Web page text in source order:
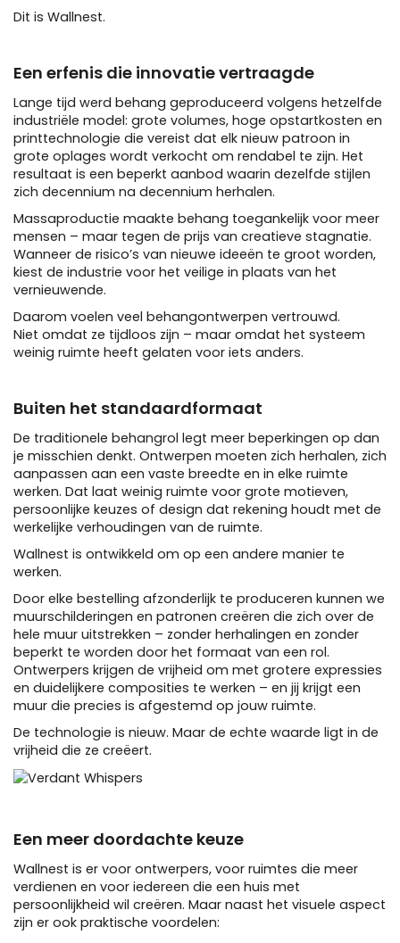
Dit is Wallnest.
Een erfenis die innovatie vertraagde
Lange tijd werd behang geproduceerd volgens hetzelfde
industriële model: grote volumes, hoge opstartkosten en
printtechnologie die vereist dat elk nieuw patroon in
grote oplages wordt verkocht om rendabel te zijn. Het
resultaat is een beperkt aanbod waarin dezelfde stijlen
zich decennium na decennium herhalen.
Massaproductie maakte behang toegankelijk voor meer
mensen – maar tegen de prijs van creatieve stagnatie.
Wanneer de risico’s van nieuwe ideeën te groot worden,
kiest de industrie voor het veilige in plaats van het
vernieuwende.
Daarom voelen veel behangontwerpen vertrouwd.
Niet omdat ze tijdloos zijn – maar omdat het systeem
weinig ruimte heeft gelaten voor iets anders.
Buiten het standaardformaat
De traditionele behangrol legt meer beperkingen op dan
je misschien denkt. Ontwerpen moeten zich herhalen, zich
aanpassen aan een vaste breedte en in elke ruimte
werken. Dat laat weinig ruimte voor grote motieven,
persoonlijke keuzes of design dat rekening houdt met de
werkelijke verhoudingen van de ruimte.
Wallnest is ontwikkeld om op een andere manier te
werken.
Door elke bestelling afzonderlijk te produceren kunnen we
muurschilderingen en patronen creëren die zich over de
hele muur uitstrekken – zonder herhalingen en zonder
beperkt te worden door het formaat van een rol.
Ontwerpers krijgen de vrijheid om met grotere expressies
en duidelijkere composities te werken – en jij krijgt een
muur die precies is afgestemd op jouw ruimte.
De technologie is nieuw. Maar de echte waarde ligt in de
vrijheid die ze creëert.
Een meer doordachte keuze
Wallnest is er voor ontwerpers, voor ruimtes die meer
verdienen en voor iedereen die een huis met
persoonlijkheid wil creëren. Maar naast het visuele aspect
zijn er ook praktische voordelen: